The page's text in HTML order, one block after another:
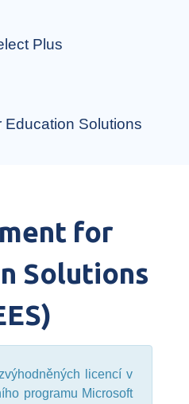
Plus
Education Solutions
for
Solutions
licencí v
programu Microsoft